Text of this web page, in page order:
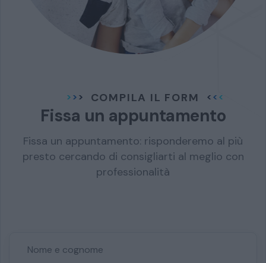
COMPILA IL FORM
Fissa un appuntamento
Fissa un appuntamento: risponderemo al più
presto cercando di consigliarti al meglio con
professionalità